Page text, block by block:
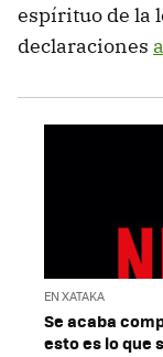
espírituo de la
declaraciones
EN XATAKA
Se acaba
esto es lo que